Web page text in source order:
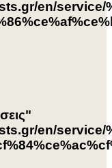
en/service/
en/service/